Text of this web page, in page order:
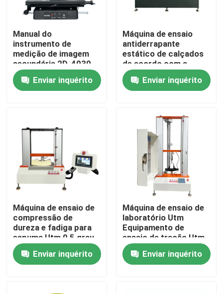
Casa
Produtos
programa de realidade virtual
Visita à fábrica
Controle de qualidade
Notícia
casos
Manual do
instrumento de
medição de imagem
secundária 2D-4030
Para aparelhos
eletrônicos Fonte de
luz LED Brilho
Enviar inquérito
Máquina de ensaio
antiderrapante
estático de calçados
de acordo com a
norma ISO 13287
2007 Controle por
computador +
Enviar inquérito
Máquina de ensaio de
compressão de
dureza e fadiga para
espuma Utm 0,5 grau
de precisão ISO 2439
Enviar inquérito
Máquina de ensaio de
laboratório Utm
Equipamento de
ensaio de tração Utm
Precisão 0,5 Grau
Teste de tração de
borracha e plástico
Enviar inquérito